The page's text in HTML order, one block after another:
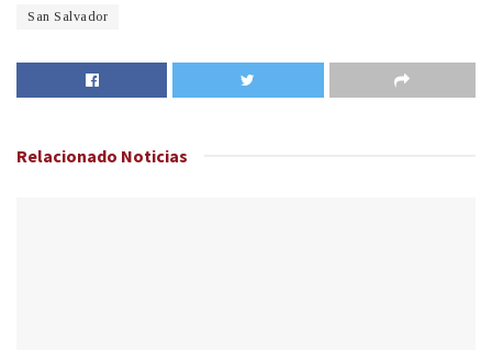
San Salvador
Relacionado Noticias